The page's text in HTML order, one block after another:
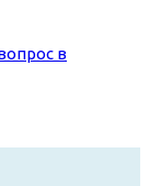
в